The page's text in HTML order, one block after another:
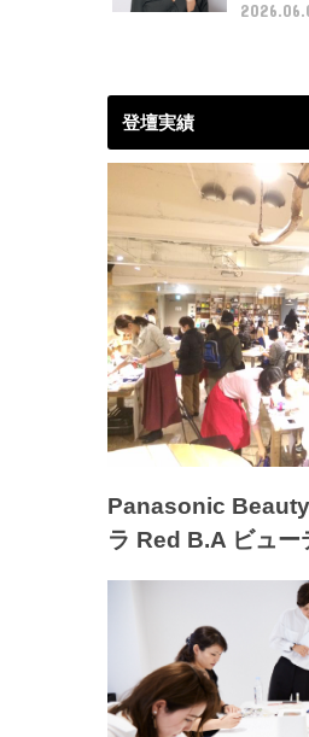
登壇実績
Panasonic
ラ Red B.A ビュー